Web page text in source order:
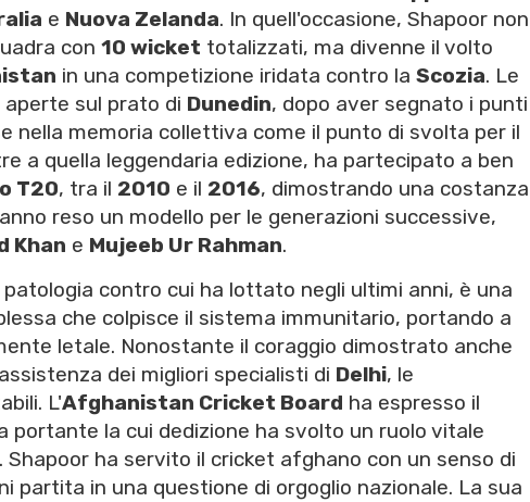
e Nuova Zelanda. In quell'occasione, Shapoor non
con 10 wicket totalizzati, ma divenne il volto
in una competizione iridata contro la Scozia. Le
sul prato di Dunedin, dopo aver segnato i punti
nella memoria collettiva come il punto di svolta per il
a quella leggendaria edizione, ha partecipato a ben
T20, tra il 2010 e il 2016, dimostrando una costanza
reso un modello per le generazioni successive,
Khan e Mujeeb Ur Rahman.
patologia contro cui ha lottato negli ultimi anni, è una
che colpisce il sistema immunitario, portando a
letale. Nonostante il coraggio dimostrato anche
dei migliori specialisti di Delhi, le
L'Afghanistan Cricket Board ha espresso il
portante la cui dedizione ha svolto un ruolo vitale
Shapoor ha servito il cricket afghano con un senso di
partita in una questione di orgoglio nazionale. La sua